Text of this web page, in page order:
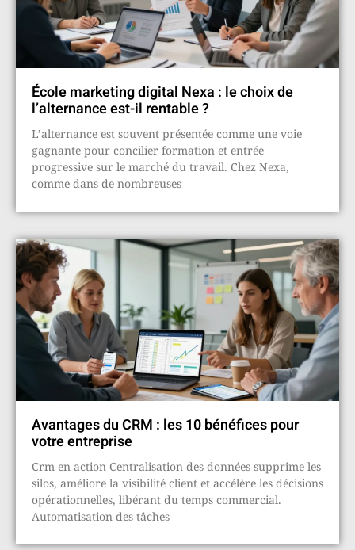
École marketing digital Nexa : le choix de
l’alternance est-il rentable ?
L’alternance est souvent présentée comme une voie
gagnante pour concilier formation et entrée
progressive sur le marché du travail. Chez Nexa,
comme dans de nombreuses
Avantages du CRM : les 10 bénéfices pour
votre entreprise
Crm en action Centralisation des données supprime les
silos, améliore la visibilité client et accélère les décisions
opérationnelles, libérant du temps commercial.
Automatisation des tâches